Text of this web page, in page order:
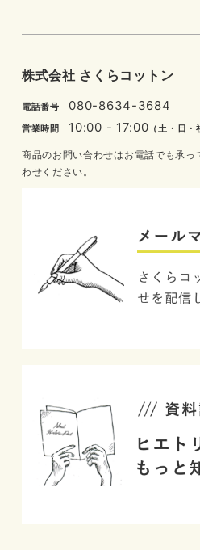
株式会社 さくらコットン
電話番号 080-8634-3684
営業時間 10:00 - 17:00 （土・日・
商品のお問い合わせはお電話でも承
わせください。